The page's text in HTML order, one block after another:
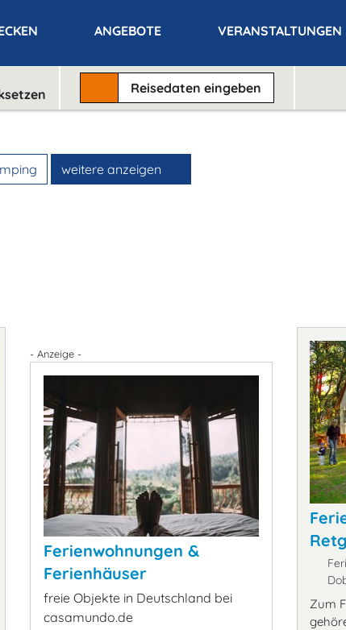
ANGEBOTE VERANSTALTUNGEN
Reisedateneingeben
weitere anzeigen
- Anzeige -
Ferienwohnungen &
Ferienhäuser
freie Objekte in Deutschland bei
casamundo.de
Zum